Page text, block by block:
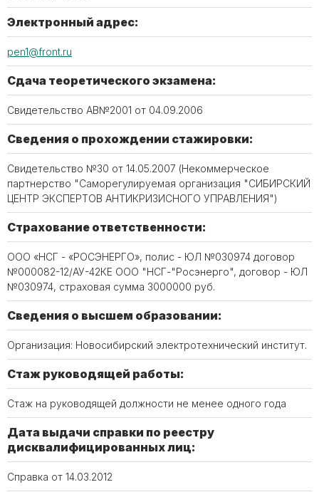
Электронный адрес:
pen1@front.ru
Сдача теоретического экзамена:
Свидетельство АВ№2001 от 04.09.2006
Сведения о прохождении стажировки:
Свидетельство №30 от 14.05.2007 (Некоммерческое
партнерство "Саморегулируемая организация "СИБИРСКИЙ
ЦЕНТР ЭКСПЕРТОВ АНТИКРИЗИСНОГО УПРАВЛЕНИЯ")
Страхование ответственности:
ООО «НСГ - «РОСЭНЕРГО», полис - ЮЛ №030974 договор
№000082-12/АУ-42КЕ ООО "НСГ-"Росэнерго", договор - ЮЛ
№030974, страховая сумма 3000000 руб.
Сведения о высшем образовании:
Организация: Новосибирский электротехнический институт.
Стаж руководящей работы:
Стаж на руководящей должности не менее одного года
Дата выдачи справки по реестру
дисквалифицированных лиц:
Справка от 14.03.2012